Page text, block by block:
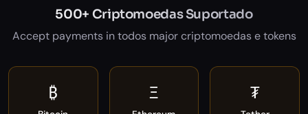
500+ Criptomoedas Suportado
Accept payments in todos major criptomoedas e tokens
₿ Ξ ₮